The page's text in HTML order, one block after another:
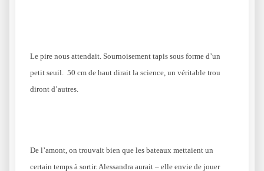
Le pire nous attendait. Sournoisement tapis sous forme d’un
petit seuil. 50 cm de haut dirait la science, un véritable trou
diront d’autres.
De l’amont, on trouvait bien que les bateaux mettaient un
certain temps à sortir. Alessandra aurait – elle envie de jouer